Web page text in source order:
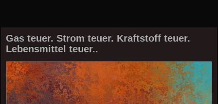
Gas teuer. Strom teuer. Kraftstoff teuer.
Lebensmittel teuer..